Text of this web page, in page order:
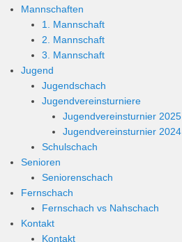
Mannschaften
1. Mannschaft
2. Mannschaft
3. Mannschaft
Jugend
Jugendschach
Jugendvereinsturniere
Jugendvereinsturnier 2025
Jugendvereinsturnier 2024
Schulschach
Senioren
Seniorenschach
Fernschach
Fernschach vs Nahschach
Kontakt
Kontakt